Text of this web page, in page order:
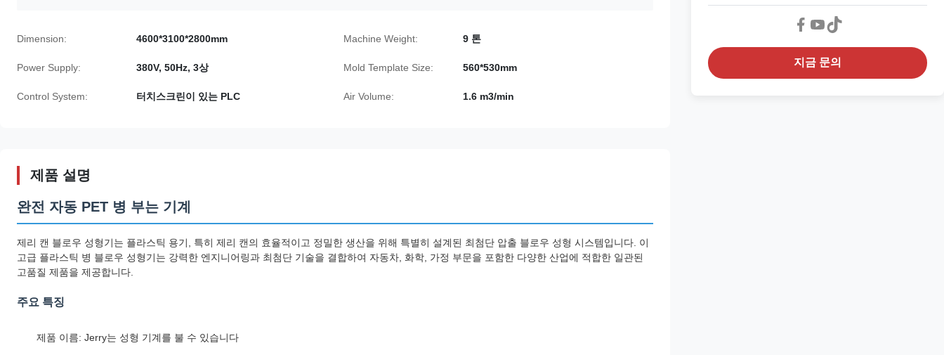
Dimension: 4600*3100*2800mm Machine Weight: 9 톤
Power Supply: 380V, 50Hz, 3상 Mold Template Size: 560*530mm
Control System: 터치스크린이 있는 PLC Air Volume: 1.6 m3/min
제품 설명
완전 자동 PET 병 부는 기계
제리 캔 블로우 성형기는 플라스틱 용기, 특히 제리 캔의 효율적이고 정밀한 생산을 위해 특별히 설계된 최첨단 압출 블로우 성형 시스템입니다. 이
고급 플라스틱 병 블로우 성형기는 강력한 엔지니어링과 최첨단 기술을 결합하여 자동차, 화학, 가정 부문을 포함한 다양한 산업에 적합한 일관된
고품질 제품을 제공합니다.
주요 특징
제품 이름: Jerry는 성형 기계를 불 수 있습니다
지금 문의